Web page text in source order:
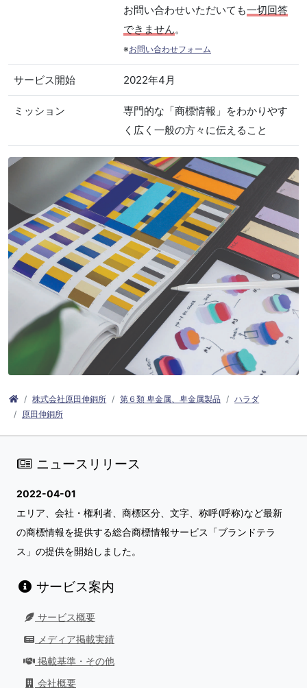
お問い合わせいただいても一切回答
できません。
※お問い合わせフォーム
サービス開始 2022年4月
ミッション
専門的な「商標情報」をわかりやす
く広く一般の方々に伝えること
株式会社原田伸銅所 第６類 卑金属、卑金属製品
ハラダ
原田伸銅所
ニュースリリース
2022-04-01
エリア、会社・権利者、商標区分、文字、称呼(呼称)など最新
の商標情報を提供する総合商標情報サービス「ブランドテラ
ス」の提供を開始しました。
サービス案内
サービス概要
メディア掲載実績
掲載基準・その他
会社概要